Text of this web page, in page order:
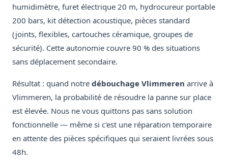
humidimètre, furet électrique 20 m, hydrocureur portable
200 bars, kit détection acoustique, pièces standard
(joints, flexibles, cartouches céramique, groupes de
sécurité). Cette autonomie couvre 90 % des situations
sans déplacement secondaire.
Résultat : quand notre débouchage Vlimmeren arrive à
Vlimmeren, la probabilité de résoudre la panne sur place
est élevée. Nous ne vous quittons pas sans solution
fonctionnelle — même si c'est une réparation temporaire
en attente des pièces spécifiques qui seraient livrées sous
48h.